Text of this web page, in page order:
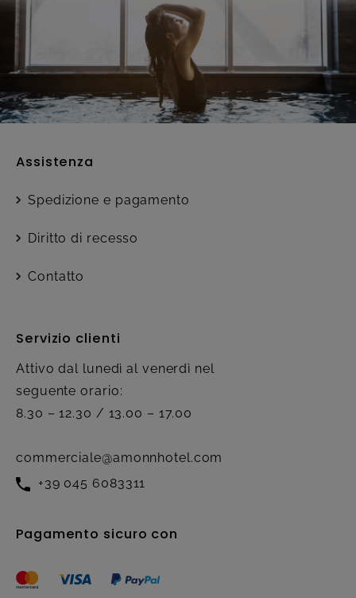
Assistenza
Spedizione e pagamento
Diritto di recesso
Contatto
Servizio clienti
Attivo dal lunedì al venerdì nel
seguente orario:
8.30 – 12.30 / 13.00 – 17.00
commerciale@amonnhotel.com
+39 045 6083311
Pagamento sicuro con